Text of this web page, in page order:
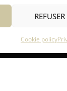
REFUSER
Cookie policy